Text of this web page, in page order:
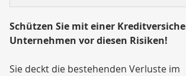
Schützen Sie mit einer
Unternehmen vor diesen Risiken!
Sie deckt die bestehenden Verluste im